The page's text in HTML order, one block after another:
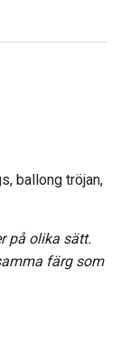
ballong tröjan,
på olika sätt.
färg som